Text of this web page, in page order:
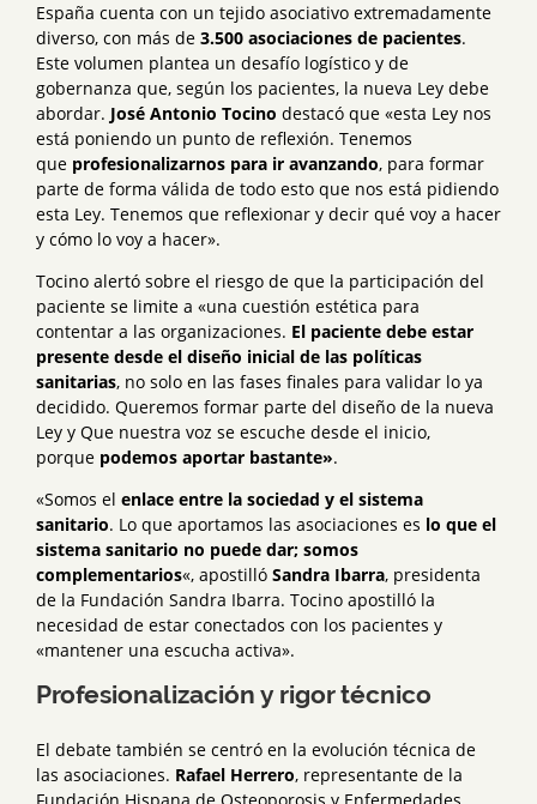
España cuenta con un tejido asociativo extremadamente
diverso, con más de 3.500 asociaciones de pacientes.
Este volumen plantea un desafío logístico y de
gobernanza que, según los pacientes, la nueva Ley debe
abordar. José Antonio Tocino destacó que «esta Ley nos
está poniendo un punto de reflexión. Tenemos
que profesionalizarnos para ir avanzando, para formar
parte de forma válida de todo esto que nos está pidiendo
esta Ley. Tenemos que reflexionar y decir qué voy a hacer
y cómo lo voy a hacer».
Tocino alertó sobre el riesgo de que la participación del
paciente se limite a «una cuestión estética para
contentar a las organizaciones. El paciente debe estar
presente desde el diseño inicial de las políticas
sanitarias, no solo en las fases finales para validar lo ya
decidido. Queremos formar parte del diseño de la nueva
Ley y Que nuestra voz se escuche desde el inicio,
porque podemos aportar bastante».
«Somos el enlace entre la sociedad y el sistema
sanitario. Lo que aportamos las asociaciones es lo que el
sistema sanitario no puede dar; somos
complementarios«, apostilló Sandra Ibarra, presidenta
de la Fundación Sandra Ibarra. Tocino apostilló la
necesidad de estar conectados con los pacientes y
«mantener una escucha activa».
Profesionalización y rigor técnico
El debate también se centró en la evolución técnica de
las asociaciones. Rafael Herrero, representante de la